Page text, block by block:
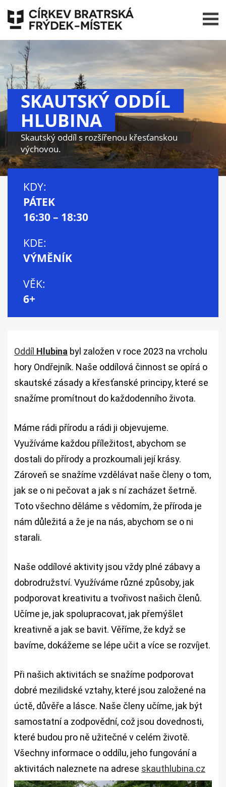
obsah
SKAUTSKÝ ODDÍL
HLUBINA
Skautský oddíl s rozšířenou křesťanskou
výchovou.
KDY:
PÁTEK
16:30 – 18:30
KDE:
VÝMĚNÍK
VĚK:
6+
Oddíl Hlubina byl založen v roce 2023 na vrcholu
hory Ondřejník. Naše oddílová činnost se opírá o
skautské zásady a křesťanské principy, které se
snažíme promítnout do každodenního života.
Máme rádi přírodu a rádi ji objevujeme.
Využíváme každou příležitost, abychom se
dostali do přírody a prozkoumali její krásy.
Zároveň se snažíme vzdělávat naše členy o tom,
jak se o ni pečovat a jak s ní zacházet šetrně.
Toto všechno děláme s vědomím, že příroda je
nám důležitá a že je na nás, abychom se o ni
starali.
Naše oddílové aktivity jsou vždy plné zábavy a
dobrodružství. Využíváme různé způsoby, jak
podporovat kreativitu a tvořivost našich členů.
Učíme je, jak spolupracovat, jak přemýšlet
kreativně a jak se bavit. Věříme, že když se
bavíme, dokážeme se lépe učit a více se rozvíjet.
Při našich aktivitách se snažíme podporovat
dobré mezilidské vztahy, které jsou založené na
úctě, důvěře a lásce. Naše členy učíme, jak být
samostatní a zodpovědní, což jsou dovednosti,
které budou pro ně užitečné v celém životě.
Všechny informace o oddílu, jeho fungování a
aktivitách naleznete na adrese skauthlubina.cz